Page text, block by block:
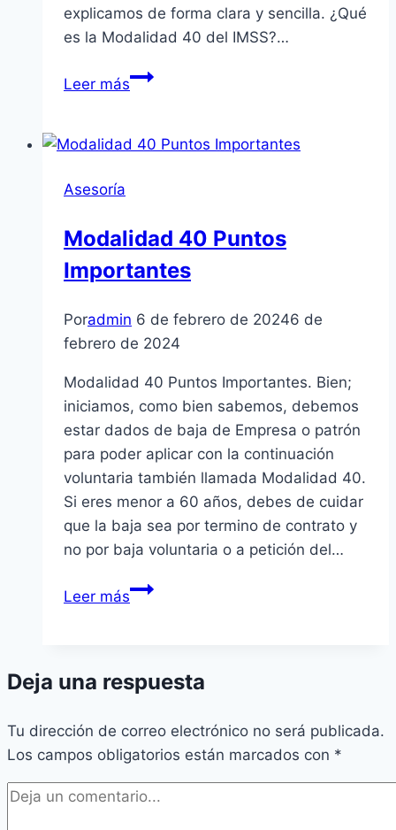
explicamos de forma clara y sencilla. ¿Qué
es la Modalidad 40 del IMSS?…
Leer másQué
Modalidad
puede
entrar
Asesoría
Modalidad 40 Puntos
Importantes
Poradmin 6 de febrero de 20246 de
febrero de 2024
Modalidad 40 Puntos Importantes. Bien;
iniciamos, como bien sabemos, debemos
estar dados de baja de Empresa o patrón
para poder aplicar con la continuación
voluntaria también llamada Modalidad 40.
Si eres menor a 60 años, debes de cuidar
que la baja sea por termino de contrato y
no por baja voluntaria o a petición del…
Leer másModalidad
Deja una respuesta
Tu dirección de correo electrónico no será publicada.
Los campos obligatorios están marcados con *